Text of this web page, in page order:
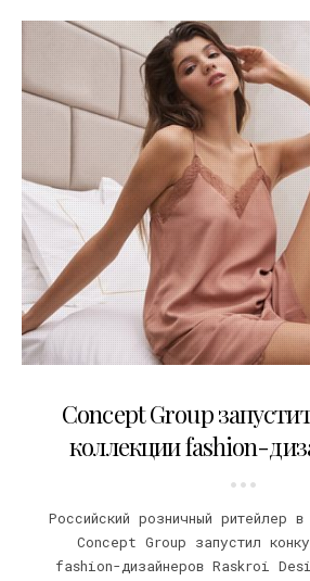
Concept Group
коллекции fashion-
Российский розничный ритейлер
Concept Group запустил
fashion-дизайнеров Raskroi